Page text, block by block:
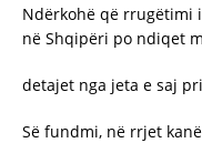
Ndërkohë që rrugëtimi
në Shqipëri po ndiqet
detajet nga jeta e saj
Së fundmi, në rrjet